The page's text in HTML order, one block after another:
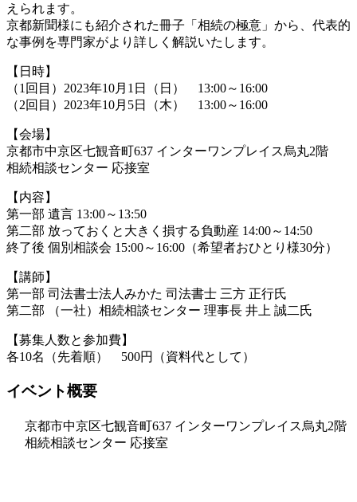
えられます。
京都新聞様にも紹介された冊子「相続の極意」から、代表的
な事例を専門家がより詳しく解説いたします。
【日時】
（1回目）2023年10月1日（日） 13:00～16:00
（2回目）2023年10月5日（木） 13:00～16:00
【会場】
京都市中京区七観音町637 インターワンプレイス烏丸2階
相続相談センター 応接室
【内容】
第一部 遺言 13:00～13:50
第二部 放っておくと大きく損する負動産 14:00～14:50
終了後 個別相談会 15:00～16:00（希望者おひとり様30分）
【講師】
第一部 司法書士法人みかた 司法書士 三方 正行氏
第二部 （一社）相続相談センター 理事長 井上 誠二氏
【募集人数と参加費】
各10名（先着順） 500円（資料代として）
イベント概要
京都市中京区七観音町637 インターワンプレイス烏丸2階
相続相談センター 応接室